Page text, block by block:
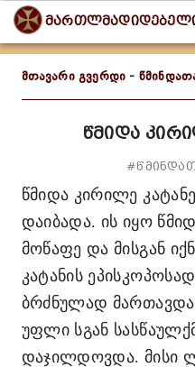
მთავარი გვერდი -
წმიდა
წმიდა კირილე
დაიბადა. ის იყო
მოწაფე და მისგან
კატანის
ბრძნულად მართავდა
უფლი სგან
დაჯილდოვდა. მისი